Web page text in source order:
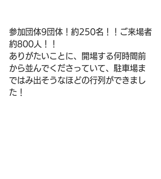
参加団体9団体！約250名！！ご来場者
約800人！！
ありがたいことに、開場する何時間前
から並んでくださっていて、駐車場ま
ではみ出そうなほどの行列ができまし
た！